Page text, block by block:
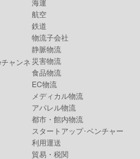
ャンネ
海運
航空
鉄道
物流子会社
静脈物流
災害物流
食品物流
EC物流
メディカル物流
アパレル物流
都市・館内物流
スタートアップ･ベンチャー
利用運送
貿易・税関